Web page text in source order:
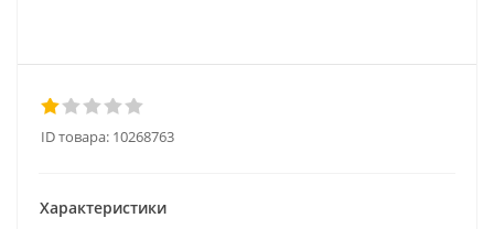
ID товара: 10268763
Характеристики